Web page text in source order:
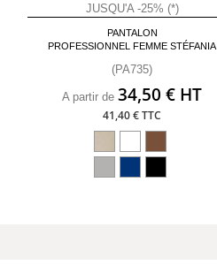
JUSQU'A -25% (*)
PANTALON
PROFESSIONNEL FEMME STÉFANIA
(PA735)
A partir de34,50 € HT
41,40 € TTC